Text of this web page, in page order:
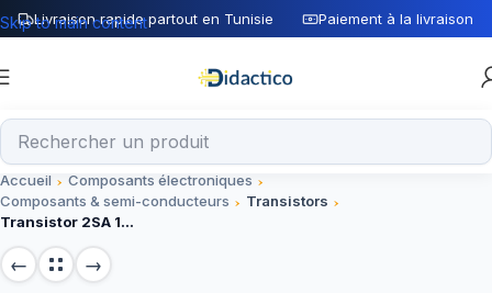
Livraison rapide partout en Tunisie Paiement à la livraison
Skip to main content
Accueil
Composants électroniques
Composants & semi-conducteurs
Transistors
Transistor 2SA 1943